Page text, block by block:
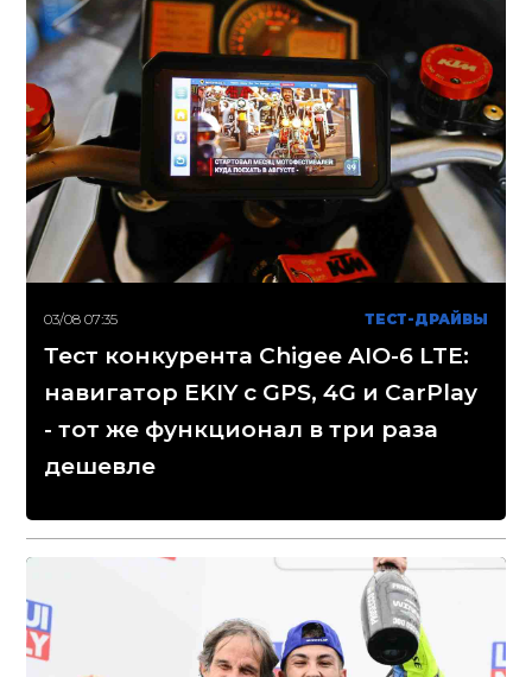
03/08 07:35 ТЕСТ-ДРАЙВЫ
Тест конкурента Chigee AIO-6 LTE:
навигатор EKIY с GPS, 4G и CarPlay
- тот же функционал в три раза
дешевле